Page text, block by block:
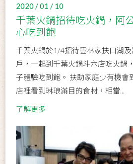
2020 / 01 / 10
千葉火鍋招待吃火鍋，阿
心吃到飽
千葉火鍋於1/4招待雲林家扶口湖
戶，一起到千葉火鍋斗六店吃火鍋
子體驗吃到飽。 扶助家庭少有機會
店裡看到琳琅滿目的食材，相當...
了解更多